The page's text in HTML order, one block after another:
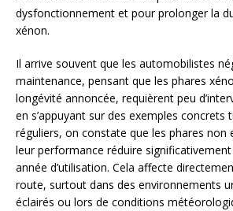
dysfonctionnement et pour prolonger la
xénon.
Il arrive souvent que les automobilistes
maintenance, pensant que les phares
longévité annoncée, requièrent peu
en s’appuyant sur des exemples concrets
réguliers, on constate que les phares non
leur performance réduire
année d’utilisation. Cela affecte
route, surtout dans des environnements
éclairés ou lors de conditions